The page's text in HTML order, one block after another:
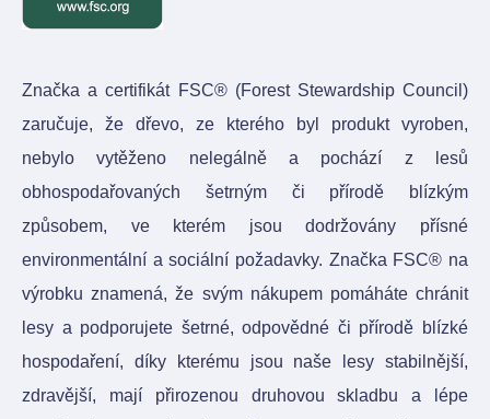
Značka a certifikát FSC® (Forest Stewardship Council)
zaručuje, že dřevo, ze kterého byl produkt vyroben,
nebylo vytěženo nelegálně a pochází z lesů
obhospodařovaných šetrným či přírodě blízkým
způsobem, ve kterém jsou dodržovány přísné
environmentální a sociální požadavky. Značka FSC® na
výrobku znamená, že svým nákupem pomáháte chránit
lesy a podporujete šetrné, odpovědné či přírodě blízké
hospodaření, díky kterému jsou naše lesy stabilnější,
zdravější, mají přirozenou druhovou skladbu a lépe